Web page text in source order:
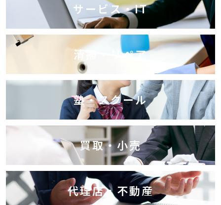
サービス・IT
清掃・リペア
塾・スクール
買取・小売
代理店・不動産